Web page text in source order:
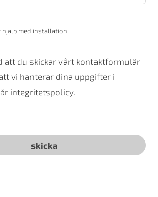
hjälp med installation
att du skickar vårt kontaktformulär
vi hanterar dina uppgifter i
integritetspolicy.